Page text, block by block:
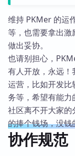
维持 PKMer 的运
等，也需要拿出
做出妥协。
也请别担心，
有人开放，永远
运营，比如开发比
务等，希望有能力
社区离不开大家的
的捧个钱场，没钱
协作规范